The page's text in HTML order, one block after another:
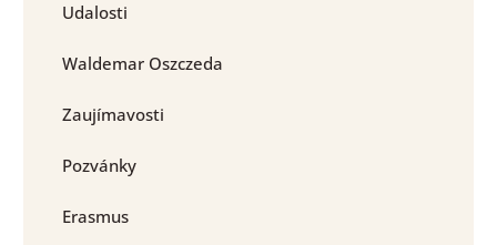
Udalosti
Waldemar Oszczeda
Zaujímavosti
Pozvánky
Erasmus